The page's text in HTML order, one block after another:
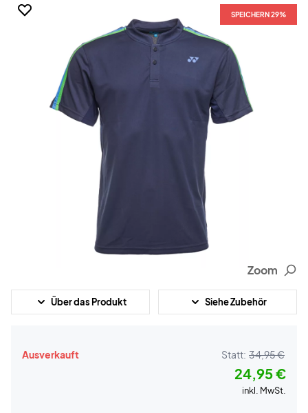
SPEICHERN 29%
Zoom
Über das Produkt Siehe Zubehör
Ausverkauft Statt: 34,95 €
24,95 €
inkl. MwSt.